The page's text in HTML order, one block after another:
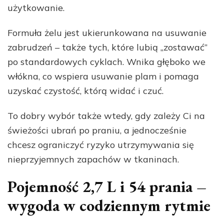
użytkowanie.
Formuła żelu jest ukierunkowana na usuwanie
zabrudzeń – także tych, które lubią „zostawać”
po standardowych cyklach. Wnika głęboko we
włókna, co wspiera usuwanie plam i pomaga
uzyskać czystość, którą widać i czuć.
To dobry wybór także wtedy, gdy zależy Ci na
świeżości ubrań po praniu, a jednocześnie
chcesz ograniczyć ryzyko utrzymywania się
nieprzyjemnych zapachów w tkaninach.
Pojemność 2,7 L i 54 prania –
wygoda w codziennym rytmie